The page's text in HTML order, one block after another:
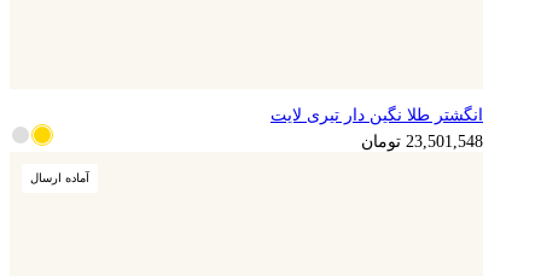
5,875,387 تومان
انگشتر طلا نگین دار تیری لایت
23,501,548 تومان
آماده ارسال